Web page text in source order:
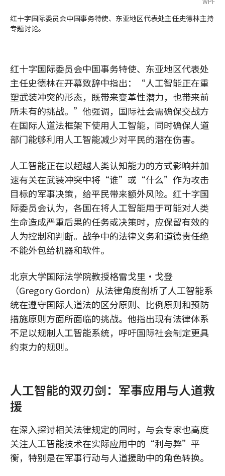
红十字国际委员会中国事务特使、东亚地区代表处主任史德林主持
专题讨论。
红十字国际委员会中国事务特使、东亚地区代表处
主任史德林在开幕致辞中指出：“人工智能正在重
塑武装冲突的形态，既带来变革性潜力，也带来前
所未有的挑战。”他强调，国际社会需确保交战方
在国际人道法框架下使用人工智能，同时确保人道
部门能够利用人工智能减少对平民的潜在伤害。
人工智能正在以超越人类认知能力的方式影响并加
速有关在武装冲突中将“谁”或“什么”作为攻击
目标的军事决策，给平民带来额外风险。红十字国
际委员会认为，各国在将人工智能用于可能对人类
生命造成严重后果的任务或决策时，应保留有效的
人为控制和判断。战争中的法律义务和道德责任绝
不能外包给机器和软件。
北京大学国际法学院教授格雷戈里·戈登
（Gregory Gordon）从法律角度剖析了人工智能系
统在遵守国际人道法的区分原则、比例原则和预防
措施原则方面所面临的挑战。他指出现有法律体系
不足以规制人工智能系统，呼吁国际社会制定更具
约束力的规则。
人工智能的双刃剑：军事应用与人道救
援
在深入探讨相关法律规定的同时，与会专家也高度
关注人工智能技术在实际应用中的“利与弊”平
衡，特别是在军事行动与人道援助中的角色转换。